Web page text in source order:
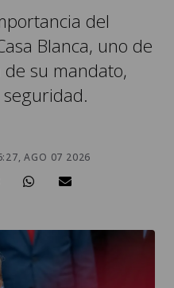
del
Blanca, uno de
su mandato,
AGO 07 2026